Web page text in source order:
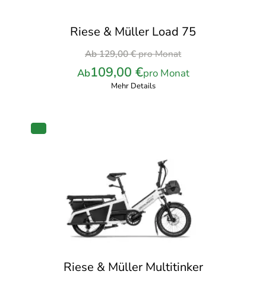
Riese & Müller Load 75
Ab129,00€pro Monat
Ursprünglicher
Preis
war:
Ab109,00 €pro Monat
Mehr Details
PRODUKT
Riese & Müller Multitinker